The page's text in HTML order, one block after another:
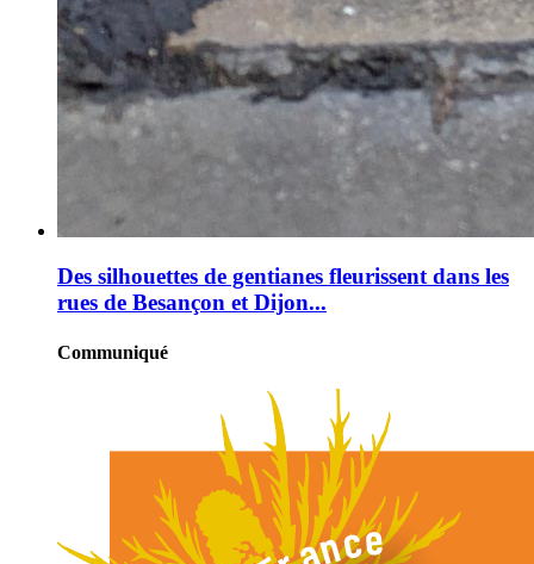
Des silhouettes de gentianes fleurissent dans les
rues de Besançon et Dijon...
Communiqué